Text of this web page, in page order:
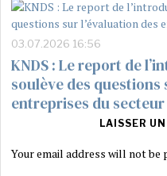
03.07.2026 16:56
KNDS : Le report de
soulève des questions
entreprises du secteur
LAISSER
Your email address will not be